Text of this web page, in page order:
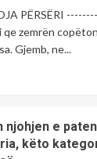
PËRSËRI
zemrën
Gjemb, ne...
njohjen e
këto